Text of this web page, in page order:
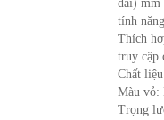
dài) mm
tính
Thích
truy cập
Chất
Màu vỏ:
Trọng